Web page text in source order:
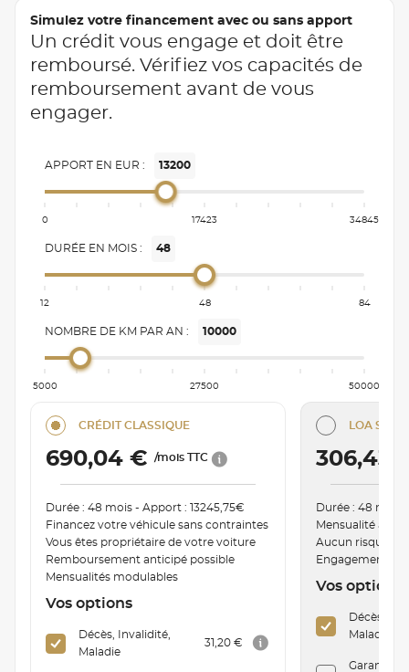
Simulez votre financement avec ou sans apport
Un crédit vous engage et doit être
remboursé. Vérifiez vos capacités de
remboursement avant de vous
engager.
APPORT EN EUR : 13200
0 17423 34845
DURÉE EN MOIS : 48
12 48 84
NOMBRE DE KM PAR AN : 10000
5000 27500 50000
CRÉDIT CLASSIQUE
690,04 €/mois TTC
Durée : 48 mois - Apport : 13245,75€
Financez votre véhicule sans contraintes
Vous êtes propriétaire de votre voiture
Remboursement anticipé possible
Mensualités modulables
Vos options
Décès, Invalidité,
Maladie
31,20 €
LOA
306,43
Durée : 48 mois
Mensualité
Aucun risque de
Engagement de
Vos options
Décès,
Maladie
Garantie